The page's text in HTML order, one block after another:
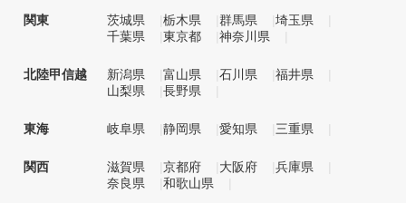
関東 茨城県 栃木県 群馬県
埼玉県
千葉県
東京都 神奈川県
北陸甲信越 新潟県 富山県 石川県
福井県
山梨県
長野県
東海 岐阜県 静岡県 愛知県 三重県
関西 滋賀県 京都府 大阪府
兵庫県
奈良県
和歌山県